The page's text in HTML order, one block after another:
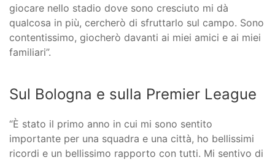
giocare nello stadio dove sono cresciuto mi dà
qualcosa in più, cercherò di sfruttarlo sul campo. Sono
contentissimo, giocherò davanti ai miei amici e ai miei
familiari”.
Sul Bologna e sulla Premier League
“È stato il primo anno in cui mi sono sentito
importante per una squadra e una città, ho bellissimi
ricordi e un bellissimo rapporto con tutti. Mi sentivo di